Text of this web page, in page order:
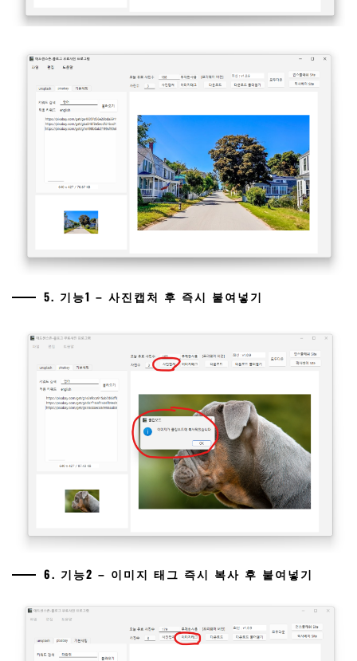
5. 기능1 – 사진캡처 후 즉시 붙여넣기
6. 기능2 – 이미지 태그 즉시 복사 후 붙여넣기